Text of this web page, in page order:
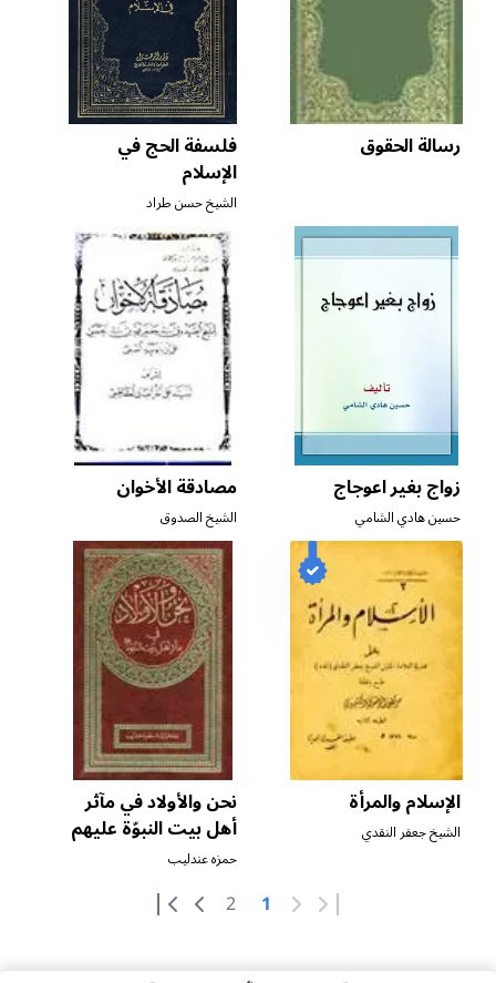
رسالة الحقوق فلسفة الحج في
الإسلام
الشيخ حسن طراد
زواج بغير اعوجاج
حسين هادي الشامي
مصادقة الأخوان
الشيخ الصدوق
الإسلام والمرأة
الشيخ جعفر النقدي
نحن والأولاد في مآثر
أهل بيت النبوّة عليهم
السلام[ ج ١ ]
حمزه عندليب
1
2